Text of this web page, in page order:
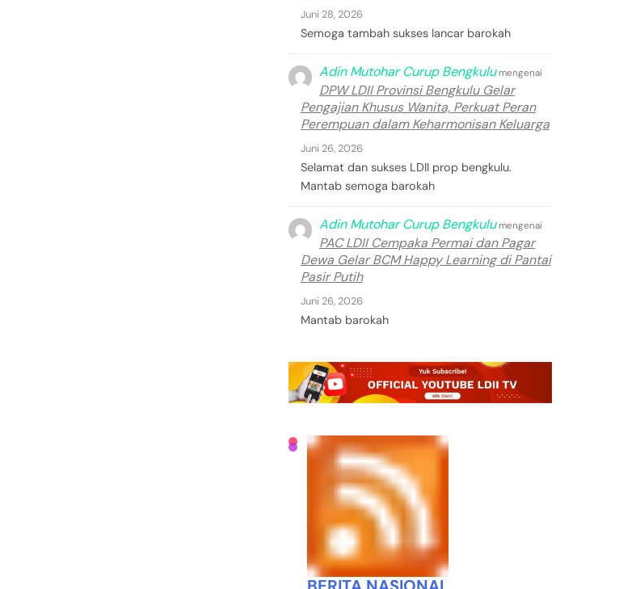
Juni 28, 2026
Semoga tambah sukses lancar barokah
Adin Mutohar Curup Bengkulumengenai
DPW LDII Provinsi Bengkulu Gelar
Pengajian Khusus Wanita, Perkuat Peran
Perempuan dalam Keharmonisan Keluarga
Juni 26, 2026
Selamat dan sukses LDII prop bengkulu.
Mantab semoga barokah
Adin Mutohar Curup Bengkulumengenai
PAC LDII Cempaka Permai dan Pagar
Dewa Gelar BCM Happy Learning di Pantai
Pasir Putih
Juni 26, 2026
Mantab barokah